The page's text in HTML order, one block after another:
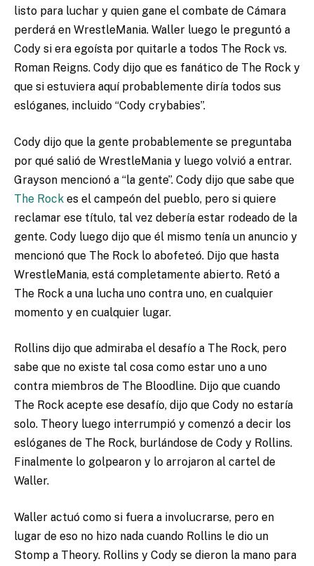
listo para luchar y quien gane el combate de Cámara
perderá en WrestleMania. Waller luego le preguntó a
Cody si era egoísta por quitarle a todos The Rock vs.
Roman Reigns. Cody dijo que es fanático de The Rock y
que si estuviera aquí probablemente diría todos sus
eslóganes, incluido “Cody crybabies”.
Cody dijo que la gente probablemente se preguntaba
por qué salió de WrestleMania y luego volvió a entrar.
Grayson mencionó a “la gente”. Cody dijo que sabe que
The Rock es el campeón del pueblo, pero si quiere
reclamar ese título, tal vez debería estar rodeado de la
gente. Cody luego dijo que él mismo tenía un anuncio y
mencionó que The Rock lo abofeteó. Dijo que hasta
WrestleMania, está completamente abierto. Retó a
The Rock a una lucha uno contra uno, en cualquier
momento y en cualquier lugar.
Rollins dijo que admiraba el desafío a The Rock, pero
sabe que no existe tal cosa como estar uno a uno
contra miembros de The Bloodline. Dijo que cuando
The Rock acepte ese desafío, dijo que Cody no estaría
solo. Theory luego interrumpió y comenzó a decir los
eslóganes de The Rock, burlándose de Cody y Rollins.
Finalmente lo golpearon y lo arrojaron al cartel de
Waller.
Waller actuó como si fuera a involucrarse, pero en
lugar de eso no hizo nada cuando Rollins le dio un
Stomp a Theory. Rollins y Cody se dieron la mano para